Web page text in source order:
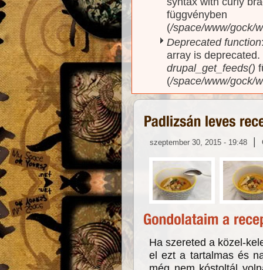
függvényben
(/space/www/gock/
Deprecated function
array is
drupal_get_feeds()
(/space/www/gock/
szeptember 30, 2015 - 19:48 |
Ha szereted a közel-
el ezt a tartalmas és